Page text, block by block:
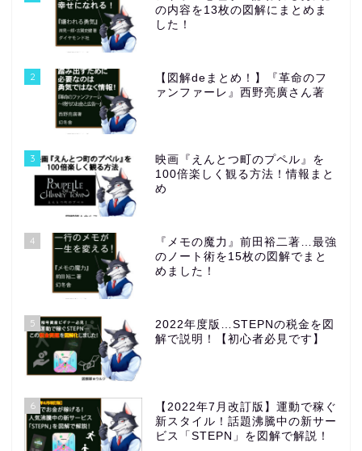
の内容を13枚の図解にまとめま
した！
2
【図解deまとめ！】『革命のフ
ァンファーレ』西野亮廣さん著
3
映画『えんとつ町のプペル』を
100倍楽しく観る方法！情報まと
め
4
『メモの魔力』前田裕二著…最強
のノート術を15枚の図解でまと
めました！
5
2022年度版…STEPNの税金を図
解で説明！【初心者必見です】
6
【2022年7月改訂版】運動で稼ぐ
新スタイル！話題沸騰中の新サー
ビス「STEPN」を図解で解説！